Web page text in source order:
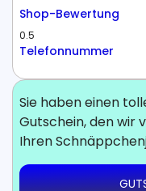
Shop-Bewertung
0.5
Telefonnummer
Sie haben einen
Gutschein, den wir
Ihren